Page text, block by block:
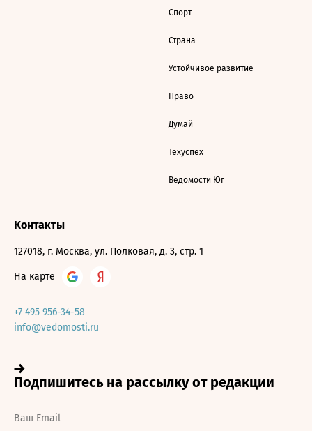
Спорт
Страна
Устойчивое развитие
Право
Думай
Техуспех
Ведомости Юг
Контакты
127018, г. Москва, ул. Полковая, д. 3, стр. 1
На карте
+7 495 956-34-58
info@vedomosti.ru